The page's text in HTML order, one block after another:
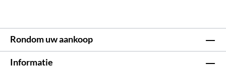
Rondom uw aankoop
Informatie